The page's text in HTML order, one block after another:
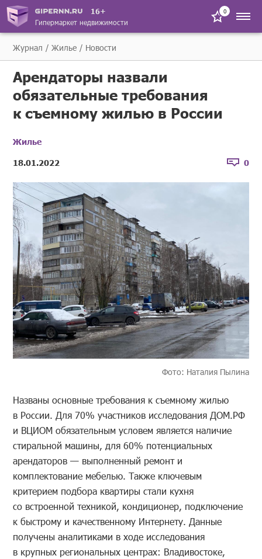
16+
Гипермаркет недвижимости
0
Журнал Жилье Новости
Арендаторы назвали
обязательные требования
к съемному жилью в России
Жилье
18.01.2022
0
Фото: Наталия Пылина
Названы основные требования к съемному жилью
в России. Для 70% участников исследования ДОМ.РФ
и ВЦИОМ обязательным условем является наличие
стиральной машины, для 60% потенциальных
арендаторов — выполненный ремонт и
комплектование мебелью. Также ключевым
критерием подбора квартиры стали кухня
со встроенной техникой, кондиционер, подключение
к быстрому и качественному Интернету. Данные
получены аналитиками в ходе исследования
в крупных региональных центрах: Владивостоке,